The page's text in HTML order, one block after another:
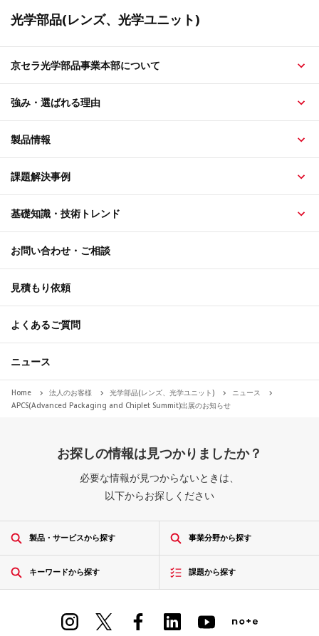
光学部品(レンズ、光学ユニット)
京セラ光学部品事業本部について
強み・選ばれる理由
製品情報
課題解決事例
基礎知識・技術トレンド
お問い合わせ・ご相談
見積もり依頼
よくあるご質問
ニュース
Home 法人のお客様 光学部品(レンズ、光学ユニット)
ニュース
APCS(Advanced Packaging and Chiplet Summit)出展のお知らせ
お探しの情報は見つかりましたか？
必要な情報が見つからないときは、
以下からお探しください
製品・サービスから探す 事業分野から探す
キーワードから探す 課題から探す